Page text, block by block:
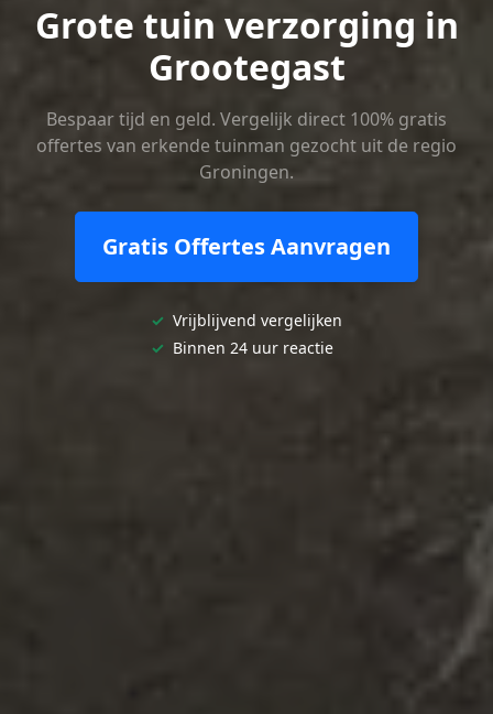
Grote tuin verzorging in
Grootegast
Bespaar tijd en geld. Vergelijk direct 100% gratis
offertes van erkende tuinman gezocht uit de regio
Groningen.
Gratis Offertes Aanvragen
✓ Vrijblijvend vergelijken
✓ Binnen 24 uur reactie